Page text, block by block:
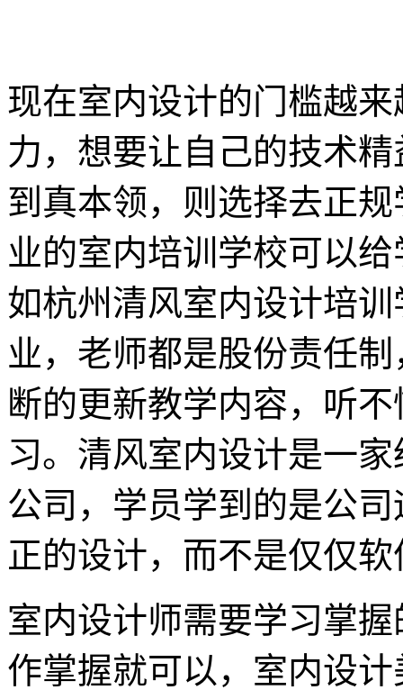
现在室内设计的门槛越
力，想要让自己的技术
到真本领，则选择去正
业的室内培训学校可以
如杭州清风室内设计培
业，老师都是股份责任
断的更新教学内容，听
习。清风室内设计是一
公司，学员学到的是公
正的设计，而不是仅仅
室内设计师需要学习掌
作掌握就可以，室内设